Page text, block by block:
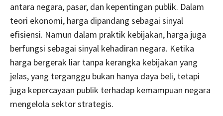
antara negara, pasar, dan kepentingan publik. Dalam
teori ekonomi, harga dipandang sebagai sinyal
efisiensi. Namun dalam praktik kebijakan, harga juga
berfungsi sebagai sinyal kehadiran negara. Ketika
harga bergerak liar tanpa kerangka kebijakan yang
jelas, yang terganggu bukan hanya daya beli, tetapi
juga kepercayaan publik terhadap kemampuan negara
mengelola sektor strategis.